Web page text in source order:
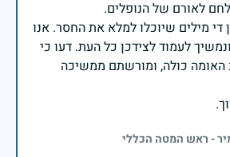
די מילים שיוכלו למלא את החסר. אנו
לעמוד לצידכן כל העת. דעו כי
האומה כולה, ומורשתם ממשיכה
- ראש המטה הכללי